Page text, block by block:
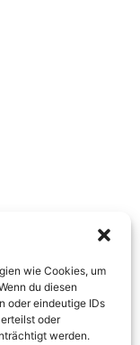
wie Cookies, um
du diesen
oder eindeutige IDs
oder
werden.